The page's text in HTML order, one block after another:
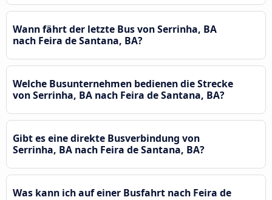
Wann fährt der letzte Bus von Serrinha, BA
nach Feira de Santana, BA?
Welche Busunternehmen bedienen die Strecke
von Serrinha, BA nach Feira de Santana, BA?
Gibt es eine direkte Busverbindung von
Serrinha, BA nach Feira de Santana, BA?
Was kann ich auf einer Busfahrt nach Feira de